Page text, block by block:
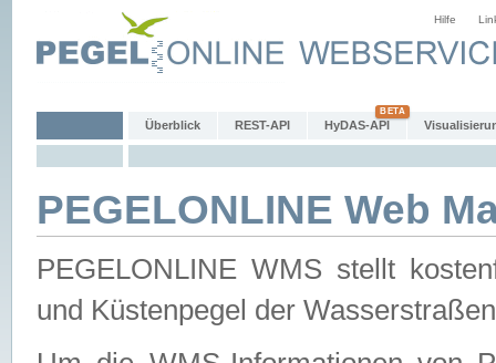
Hilfe
Überblick REST-API HyDAS-API
PEGELONLINE Web
PEGELONLINE WMS stellt
und Küstenpegel der